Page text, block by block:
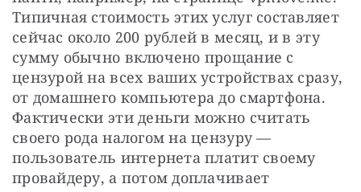
Типичная стоимость этих услуг составляет
сейчас около 200 рублей в месяц, и в эту
сумму обычно включено прощание с
цензурой на всех ваших устройствах сразу,
от домашнего компьютера до смартфона.
Фактически эти деньги можно считать
своего рода налогом на цензуру —
пользователь интернета платит своему
провайдеру, а потом доплачивает